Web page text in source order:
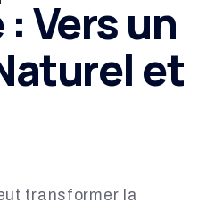
Vers un
et
transformer la